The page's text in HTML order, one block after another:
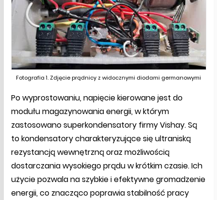
Fotografia 1. Zdjęcie prądnicy z widocznymi diodami germanowymi
Po wyprostowaniu, napięcie kierowane jest do
modułu magazynowania energii, w którym
zastosowano superkondensatory firmy Vishay. Są
to kondensatory charakteryzujące się ultraniską
rezystancją wewnętrzną oraz możliwością
dostarczania wysokiego prądu w krótkim czasie. Ich
użycie pozwala na szybkie i efektywne gromadzenie
energii, co znacząco poprawia stabilność pracy